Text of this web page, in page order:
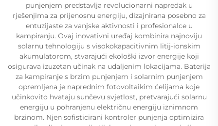
punjenjem predstavlja revolucionarni napredak u
rješenjima za prijenosnu energiju, dizajnirana posebno za
entuzijaste za vanjske aktivnosti i profesionalce u
kampiranju. Ovaj inovativni uređaj kombinira najnoviju
solarnu tehnologiju s visokokapacitivnim litij-ionskim
akumulatorom, stvarajući ekološki izvor energije koji
osigurava izuzetan učinak na udaljenim lokacijama. Baterija
za kampiranje s brzim punjenjem i solarnim punjenjem
opremljena je naprednim fotovoltaikim ćelijama koje
učinkovito hvataju sunčevu svjetlost, pretvarajući solarnu
energiju u pohranjenu električnu energiju iznimnom
brzinom. Njen sofisticirani kontroler punjenja optimizira